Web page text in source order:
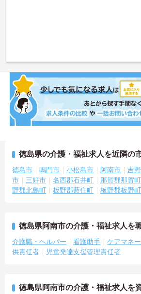
徳島県の介護・福祉求人を近隣の
徳島市 鳴門市 小松島市 阿南市 吉
市
三好市 名西郡石井町 那賀郡那賀町
野郡北島町
板野郡藍住町 板野郡板野町
徳島県阿南市の介護・福祉求人を
介護職・ヘルパー 看護助手 ケアマネ
供責任者
児童発達支援管理責任者
徳島県阿南市の介護・福祉求人を